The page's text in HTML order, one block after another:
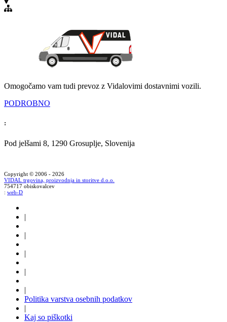
Omogočamo vam tudi prevoz z Vidalovimi dostavnimi vozili.
PODROBNO
:
Pod jelšami 8, 1290 Grosuplje, Slovenija
Copyright © 2006 - 2026
VIDAL trgovina, proizvodnja in storitve d.o.o.
754717 obiskovalcev
: web-D
|
|
|
|
|
Politika varstva osebnih podatkov
|
Kaj so piškotki